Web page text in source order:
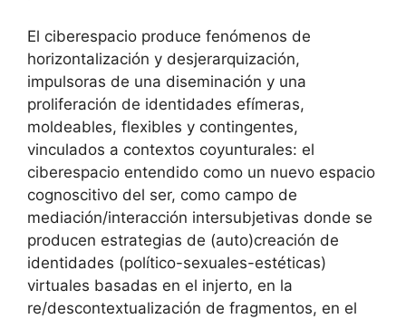
El ciberespacio produce fenómenos de
horizontalización y desjerarquización,
impulsoras de una diseminación y una
proliferación de identidades efímeras,
moldeables, flexibles y contingentes,
vinculados a contextos coyunturales: el
ciberespacio entendido como un nuevo espacio
cognoscitivo del ser, como campo de
mediación/interacción intersubjetivas donde se
producen estrategias de (auto)creación de
identidades (político-sexuales-estéticas)
virtuales basadas en el injerto, en la
re/descontextualización de fragmentos, en el